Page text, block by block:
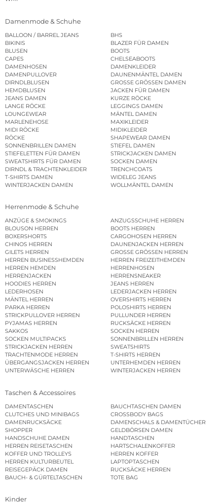
Damenmode & Schuhe
BALLOON / BARREL JEANS
BHS
BIKINIS
BLAZER FÜR DAMEN
BLUSEN
BOOTS
CAPES
CHELSEABOOTS
DAMENHOSEN
DAMENKLEIDER
DAMENPULLOVER
DAUNENMÄNTEL DAMEN
DIRNDLBLUSEN
GROSSE GRÖSSEN DAMEN
HEMDBLUSEN
JACKEN FÜR DAMEN
JEANS DAMEN
KURZE RÖCKE
LANGE RÖCKE
LEGGINGS DAMEN
LOUNGEWEAR
MÄNTEL DAMEN
MARLENEHOSE
MAXIKLEIDER
MIDI RÖCKE
MIDIKLEIDER
RÖCKE
SHAPEWEAR DAMEN
SONNENBRILLEN DAMEN
STIEFEL DAMEN
STIEFELETTEN FÜR DAMEN
STRICKJACKEN DAMEN
SWEATSHIRTS FÜR DAMEN
SOCKEN DAMEN
DIRNDL & TRACHTENKLEIDER
TRENCHCOATS
T-SHIRTS DAMEN
WIDELEG JEANS
WINTERJACKEN DAMEN
WOLLMÄNTEL DAMEN
Herrenmode & Schuhe
ANZÜGE & SMOKINGS
ANZUGSSCHUHE HERREN
BLOUSON HERREN
BOOTS HERREN
BOXERSHORTS
CARGOHOSEN HERREN
CHINOS HERREN
DAUNENJACKEN HERREN
GILETS HERREN
GROSSE GRÖSSEN HERREN
HERREN BUSINESSHEMDEN
HERREN FREIZEITHEMDEN
HERREN HEMDEN
HERRENHOSEN
HERRENJACKEN
HERRENSNEAKER
HOODIES HERREN
JEANS HERREN
LEDERHOSEN
LEDERJACKEN HERREN
MÄNTEL HERREN
OVERSHIRTS HERREN
PARKA HERREN
POLOSHIRTS HERREN
STRICKPULLOVER HERREN
PULLUNDER HERREN
PYJAMAS HERREN
RUCKSÄCKE HERREN
SAKKOS
SOCKEN HERREN
SOCKEN MULTIPACKS
SONNENBRILLEN HERREN
STRICKJACKEN HERREN
SWEATSHIRTS
TRACHTENMODE HERREN
T-SHIRTS HERREN
ÜBERGANGSJACKEN HERREN
UNTERHEMDEN HERREN
UNTERWÄSCHE HERREN
WINTERJACKEN HERREN
Taschen & Accessoires
DAMENTASCHEN
BAUCHTASCHEN DAMEN
CLUTCHES UND MINIBAGS
CROSSBODY BAGS
DAMENRUCKSÄCKE
DAMENSCHALS & DAMENTÜCHER
SHOPPER
GELDBÖRSEN DAMEN
HANDSCHUHE DAMEN
HANDTASCHEN
HERREN REISETASCHEN
HARTSCHALENKOFFER
KOFFER UND TROLLEYS
HERREN KOFFER
HERREN KULTURBEUTEL
LAPTOPTASCHEN
REISEGEPÄCK DAMEN
RUCKSÄCKE HERREN
BAUCH- & GÜRTELTASCHEN
TOTE BAG
Kinder